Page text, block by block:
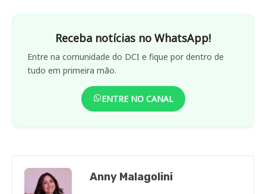
Receba notícias no WhatsApp!
Entre na comunidade do DCI e fique por dentro de
tudo em primeira mão.
ENTRE NO CANAL
Anny Malagolini